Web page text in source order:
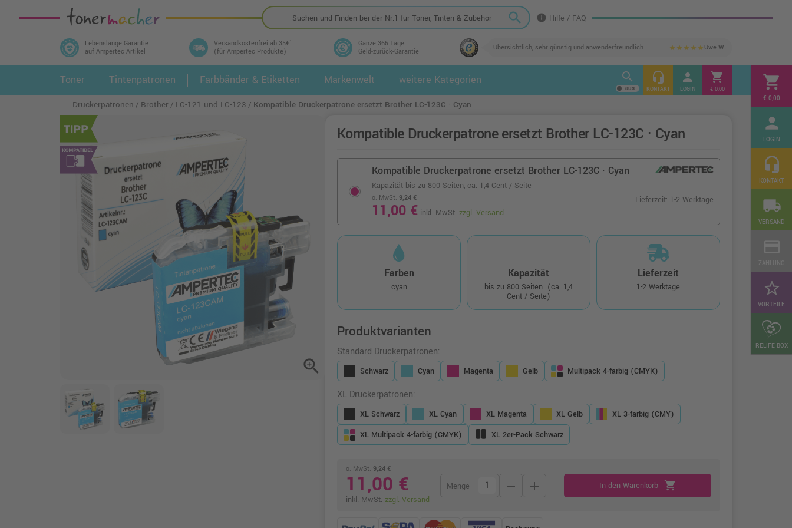
search info Hilfe / FAQ
Lebenslange Garantie
auf Ampertec Artikel
Versandkostenfrei ab 35€¹
(für Ampertec Produkte)
Ganze 365 Tage
Geld-zurück-Garantie
Übersichtlich, sehr günstig und anwenderfreundlich star star star star star Uwe W.
shopping_cart
€ 0,00
person
LOGIN
headset_mic
KONTAKT
local_shipping
VERSAND
star_border
VORTEILE
RELIFE BOX
In 3 einfachen Schritten ihr Druckermodell
und alle dazu passenden Artikel finden ➤ 1. 2.
Toner Tintenpatronen Farbbänder & Etiketten Markenwelt weitere Kategorien search headset_mic
KONTAKT
person
LOGIN
shopping_cart
€ 0,00
Druckerpatronen Brother LC-121 und LC-123 Kompatible Druckerpatrone ersetzt Brother LC-123C · Cyan
zoom_in
Kompatible Druckerpatrone ersetzt Brother LC-123C · Cyan
Kompatible Druckerpatrone ersetzt Brother LC-123C · Cyan
Kapazität bis zu 800 Seiten, ca. 1,4 Cent / Seite
o. MwSt. 9,24 €
11,00 € inkl. MwSt. zzgl. Versand
Lieferzeit: 1-2 Werktage
Farben
cyan
Kapazität
bis zu 800 Seiten (ca. 1,4
Cent / Seite)
Lieferzeit
1-2 Werktage
Produktvarianten
Standard Druckerpatronen:
Schwarz Cyan Magenta Gelb Multipack 4-farbig (CMYK)
XL Druckerpatronen:
XL Schwarz XL Cyan XL Magenta XL Gelb
XL 3-farbig (CMY)
XL Multipack 4-farbig (CMYK)
XL 2er-Pack Schwarz
o. MwSt. 9,24 €
11,00 €
inkl. MwSt. zzgl. Versand
Menge remove add In den Warenkorb shopping_cart